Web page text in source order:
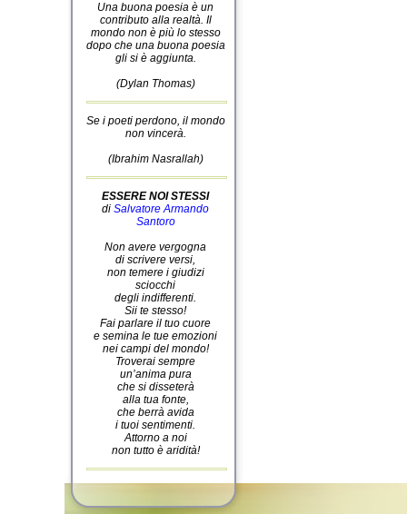
Una buona poesia è un
contributo alla realtà. Il
mondo non è più lo stesso
dopo che una buona poesia
gli si è aggiunta.
(Dylan Thomas)
Se i poeti perdono, il mondo
non vincerà.
(Ibrahim Nasrallah)
ESSERE NOI STESSI
di Salvatore Armando
Santoro
Non avere vergogna
di scrivere versi,
non temere i giudizi
sciocchi
degli indifferenti.
Sii te stesso!
Fai parlare il tuo cuore
e semina le tue emozioni
nei campi del mondo!
Troverai sempre
un’anima pura
che si disseterà
alla tua fonte,
che berrà avida
i tuoi sentimenti.
Attorno a noi
non tutto è aridità!